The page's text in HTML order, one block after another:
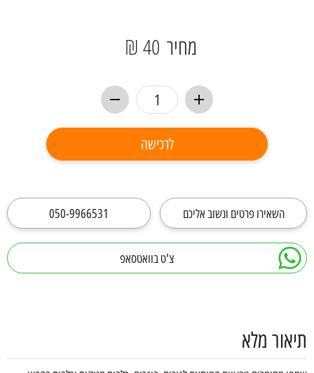
מחיר 40 ₪
לרכישה
השאירו פרטים ונשוב אליכם 050-9966531
צ'ט בוואטסאפ
תיאור מלא